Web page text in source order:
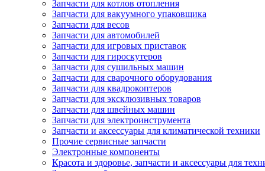
Запчасти для котлов отопления
Запчасти для вакуумного упаковщика
Запчасти для весов
Запчасти для автомобилей
Запчасти для игровых приставок
Запчасти для гироскутеров
Запчасти для сушильных машин
Запчасти для сварочного оборудования
Запчасти для квадрокоптеров
Запчасти для эксклюзивных товаров
Запчасти для швейных машин
Запчасти для электроинструмента
Запчасти и аксессуары для климатической техники
Прочие сервисные запчасти
Электронные компоненты
Красота и здоровье, запчасти и аксессуары для